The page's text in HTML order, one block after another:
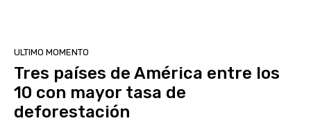
ULTIMO MOMENTO
Tres países de América entre los
10 con mayor tasa de
deforestación